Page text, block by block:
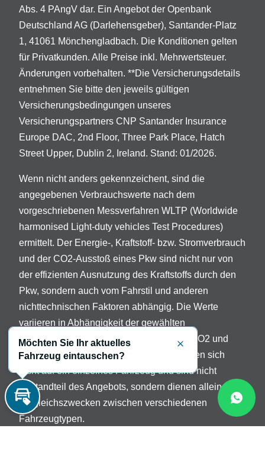
Abs. 4 PAngV dar. Ein Angebot der Openbank
Deutschland AG (Darlehensgeber), Santander-Platz
1, 41061 Mönchengladbach. Die Konditionen gelten
für Privatkunden. Alle Preise inkl. Mehrwertsteuer.
Änderungen vorbehalten. **Die Versicherungsdetails
entnehmen Sie bitte den jeweils gültigen
Versicherungsbedingungen unseres
Versicherungspartners CNP Santander Insurance
Europe DAC, 2nd Floor, Three Park Place, Hatch
Street Upper, Dublin 2, Ireland. Stand: 01/2026.
Wenn nicht anders gekennzeichent, sind die
angegebenen Verbrauchswerte nach dem
vorgeschriebenen Messverfahren WLTP (Worldwide
harmonised Light-duty vehicles Test Procedures)
ermittelt. Der Energie-, Kraftstoff- bzw. Stromverbrauch
und der CO2-Ausstoß eines Pkw sind nicht nur von
der effizienten Ausnutzung des Kraftstoffs durch den
Pkw, sondern auch vom Fahrstil und anderen
nichttechnischen Faktoren abhängig. Die Werte
variieren in Abhängigkeit der gewählten
Sonderausstattungen. Beschreibung der CO2 und
Verbrauchsangaben: Die Angaben beziehen sich
nicht auf ein einzelnes Fahrzeug und sind nicht
Bestandteil des Angebots, sondern dienen allein
Vergleichszwecken zwischen verschiedenen
Fahrzeugtypen.
Inzahlungnahme
Möchten Sie Ihr aktuelles
Fahrzeug eintauschen?
Schließen